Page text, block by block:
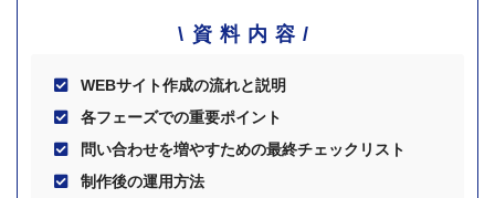
資料内容
WEBサイト作成の流れと説明
各フェーズでの重要ポイント
問い合わせを増やすための最終チェックリスト
制作後の運用方法